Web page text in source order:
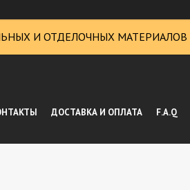
И ОТДЕЛОЧНЫХ МАТЕРИАЛОВ
ДОСТАВКА И ОПЛАТА F.A.Q